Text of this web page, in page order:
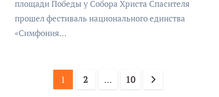
площади Победы у Собора Христа Спасителя
прошел фестиваль национального единства
«Симфония…
Пагинация
1 2 … 10